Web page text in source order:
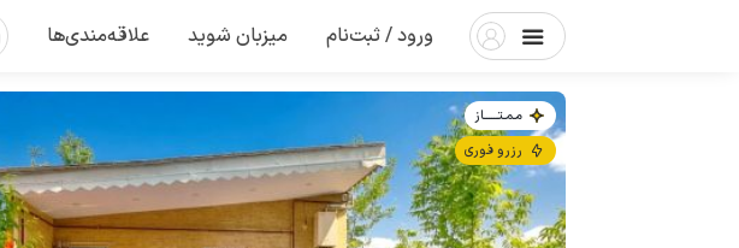
ورود / ثبت‌نام میزبان شوید علاقه‌مندی‌ها
مـمـتــــــاز
رزرو فوری